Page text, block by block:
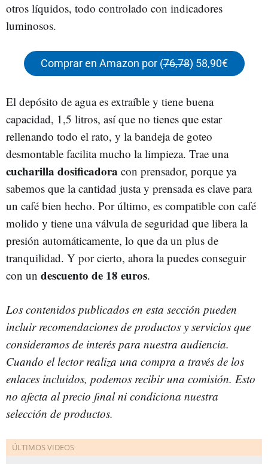
otros líquidos, todo controlado con indicadores
luminosos.
Comprar en Amazon por (76,78) 58,90€
El depósito de agua es extraíble y tiene buena
capacidad, 1,5 litros, así que no tienes que estar
rellenando todo el rato, y la bandeja de goteo
desmontable facilita mucho la limpieza. Trae una
cucharilla dosificadora con prensador, porque ya
sabemos que la cantidad justa y prensada es clave para
un café bien hecho. Por último, es compatible con café
molido y tiene una válvula de seguridad que libera la
presión automáticamente, lo que da un plus de
tranquilidad. Y por cierto, ahora la puedes conseguir
con un descuento de 18 euros.
Los contenidos publicados en esta sección pueden
incluir recomendaciones de productos y servicios que
consideramos de interés para nuestra audiencia.
Cuando el lector realiza una compra a través de los
enlaces incluidos, podemos recibir una comisión. Esto
no afecta al precio final ni condiciona nuestra
selección de productos.